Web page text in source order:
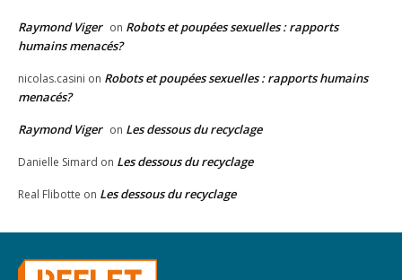
Raymond Viger on Robots et poupées sexuelles : rapports
humains menacés?
nicolas.casini on Robots et poupées sexuelles : rapports humains
menacés?
Raymond Viger on Les dessous du recyclage
Danielle Simard on Les dessous du recyclage
Real Flibotte on Les dessous du recyclage